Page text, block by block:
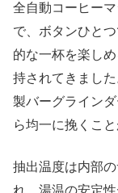
全自動コーヒー
で、ボタンひと
的な一杯を楽し
持されてきまし
製バーグライン
ら均一に挽くこと
抽出温度は内部
れ、湯温の安定